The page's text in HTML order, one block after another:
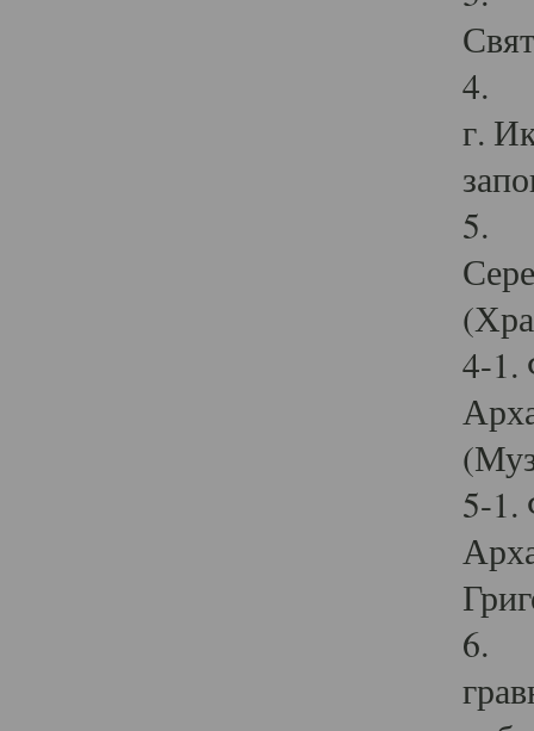
4.
г.
5.
4-1.
5-1.
6.